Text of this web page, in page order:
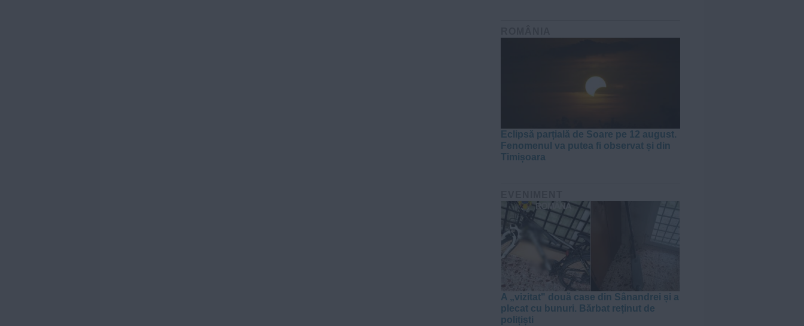
Eclipsă parțială de Soare pe 12 august.
Fenomenul va putea fi observat și din
Timișoara
A „vizitat" două case din Sânandrei și a
plecat cu bunuri. Bărbat reținut de
polițiști